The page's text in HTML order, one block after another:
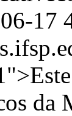
17
da